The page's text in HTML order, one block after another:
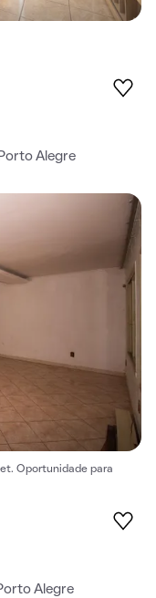
Alegre
Oportunidade para
Alegre